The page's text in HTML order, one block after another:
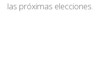
las próximas elecciones.